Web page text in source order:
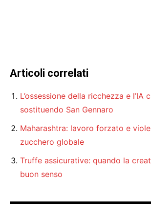
Articoli correlati
L’ossessione della ricchezza e l’IA
sostituendo San Gennaro
Maharashtra: lavoro forzato e
zucchero globale
Truffe assicurative: quando la
buon senso